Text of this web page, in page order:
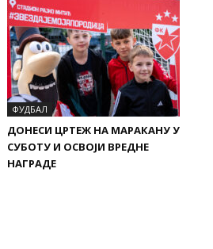
ФУДБАЛ
ДОНЕСИ ЦРТЕЖ НА МАРАКАНУ У
СУБОТУ И ОСВОЈИ ВРЕДНЕ
НАГРАДЕ